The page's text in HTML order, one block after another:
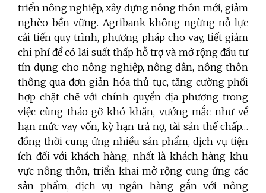
triển nông nghiệp, xây dựng nông thôn mới, giảm
nghèo bền vững. Agribank không ngừng nỗ lực
cải tiến quy trình, phương pháp cho vay, tiết giảm
chi phí để có lãi suất thấp hỗ trợ và mở rộng đầu tư
tín dụng cho nông nghiệp, nông dân, nông thôn
thông qua đơn giản hóa thủ tục, tăng cường phối
hợp chặt chẽ với chính quyền địa phương trong
việc cùng tháo gỡ khó khăn, vướng mắc như về
hạn mức vay vốn, kỳ hạn trả nợ, tài sản thế chấp…
đồng thời cung ứng nhiều sản phẩm, dịch vụ tiện
ích đối với khách hàng, nhất là khách hàng khu
vực nông thôn, triển khai mở rộng cung ứng các
sản phẩm, dịch vụ ngân hàng gắn với nông